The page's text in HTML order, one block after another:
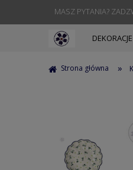
MASZ PYTANIA?
DEKORACJE
Strona główna »